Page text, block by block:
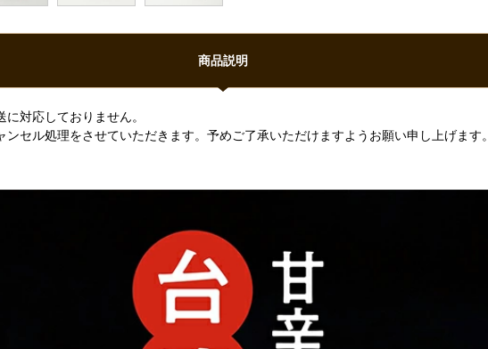
商品説明
対応しておりません。
セル処理をさせていただきます。予めご了承いただけますようお願い申し上げます。